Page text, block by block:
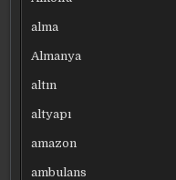
alma
Almanya
altın
altyapı
amazon
ambulans